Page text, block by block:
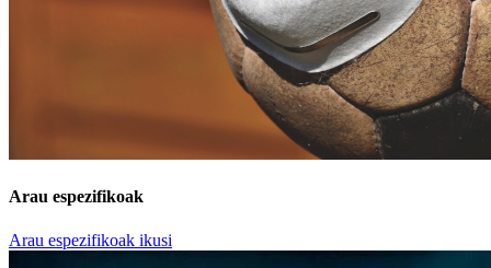
Arau espezifikoak
Arau espezifikoak ikusi